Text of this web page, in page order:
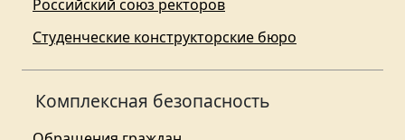
Российский союз ректоров
Студенческие конструкторские бюро
Комплексная безопасность